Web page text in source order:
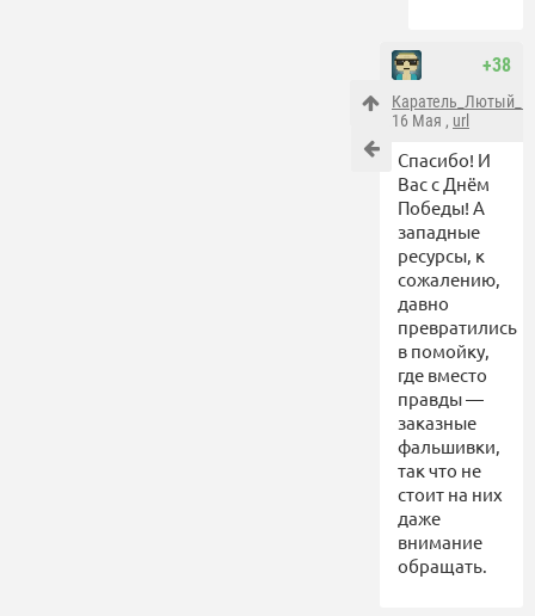
+38
16 Мая , url
Спасибо! И
Вас с Днём
Победы! А
западные
ресурсы, к
сожалению,
давно
превратились
в помойку,
где вместо
правды —
заказные
фальшивки,
так что не
стоит на них
даже
внимание
обращать.